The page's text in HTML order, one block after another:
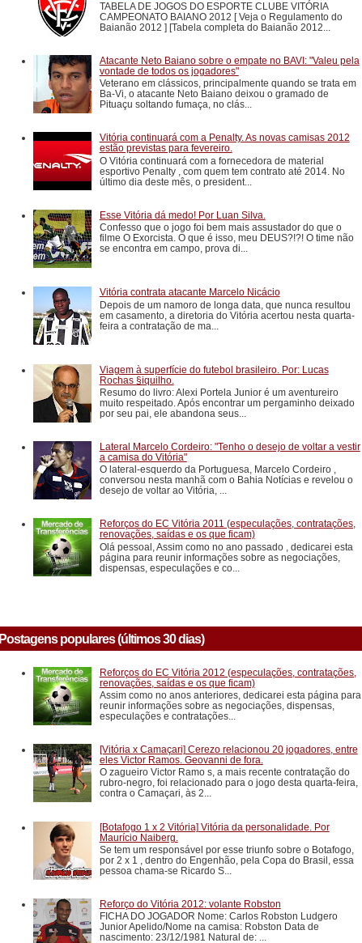
TABELA DE JOGOS DO ESPORTE CLUBE VITÓRIA
CAMPEONATO BAIANO 2012 [ Veja o Regulamento do
Baianão 2012 ] [Tabela completa do Baianão 2012...
Atacante Neto Baiano sobre o empate no BAVI: "Valeu pela
vontade de todos os jogadores"
Veterano em clássicos, principalmente quando se trata em
Ba-Vi, o atacante Neto Baiano deixou o gramado de
Pituaçu soltando fumaça, no clás...
Vitória continuará com a Penalty. As novas camisas 2012
estão previstas para fevereiro.
O Vitória continuará com a fornecedora de material
esportivo Penalty , com quem tem contrato até 2014. No
último dia deste mês, o president...
Esse Vitória dá medo! Por Luan Silva.
Confesso que o jogo foi bem mais assustador do que o
filme O Exorcista. O que é isso, meu DEUS?!?! O time não
se encontra em campo, prova di...
Vitória contrata atacante Marcelo Nicácio
Depois de um namoro de longa data, que nunca resultou
em casamento, a diretoria do Vitória acertou nesta quarta-
feira a contratação de ma...
Viagem à superfície do futebol brasileiro. Por: Lucas
Rochas §iquilho.
Resumo do livro: Alexi Portela Junior é um aventureiro
muito respeitado. Após encontrar um pergaminho deixado
por seu pai, ele abandona seus...
Lateral Marcelo Cordeiro: "Tenho o desejo de voltar a vestir
a camisa do Vitória"
O lateral-esquerdo da Portuguesa, Marcelo Cordeiro ,
conversou nesta manhã com o Bahia Notícias e revelou o
desejo de voltar ao Vitória, ...
Reforços do EC Vitória 2011 (especulações, contratações,
renovações, saídas e os que ficam)
Olá pessoal, Assim como no ano passado , dedicarei esta
página para reunir informações sobre as negociações,
dispensas, especulações e co...
Postagens populares (últimos 30 dias)
Reforços do EC Vitória 2012 (especulações, contratações,
renovações, saídas e os que ficam)
Assim como no anos anteriores, dedicarei esta página para
reunir informações sobre as negociações, dispensas,
especulações e contratações...
[Vitória x Camaçari] Cerezo relacionou 20 jogadores, entre
eles Victor Ramos. Geovanni de fora.
O zagueiro Victor Ramo s, a mais recente contratação do
rubro-negro, foi relacionado para o jogo desta quarta-feira,
contra o Camaçari, às 2...
[Botafogo 1 x 2 Vitória] Vitória da personalidade. Por
Maurício Naiberg.
Se tem um responsável por esse triunfo sobre o Botafogo,
por 2 x 1 , dentro do Engenhão, pela Copa do Brasil, essa
pessoa chama-se Ricardo S...
Reforço do Vitória 2012: volante Robston
FICHA DO JOGADOR Nome: Carlos Robston Ludgero
Junior Apelido/Nome na camisa: Robston Data de
nascimento: 23/12/1981 Natural de: ...